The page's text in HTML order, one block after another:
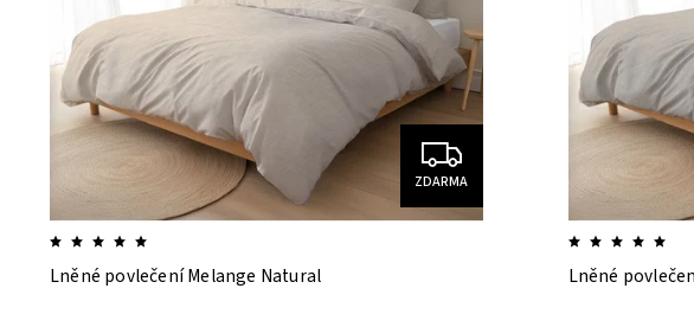
ZDARMA
Lněné povlečení Melange Natural Lněné